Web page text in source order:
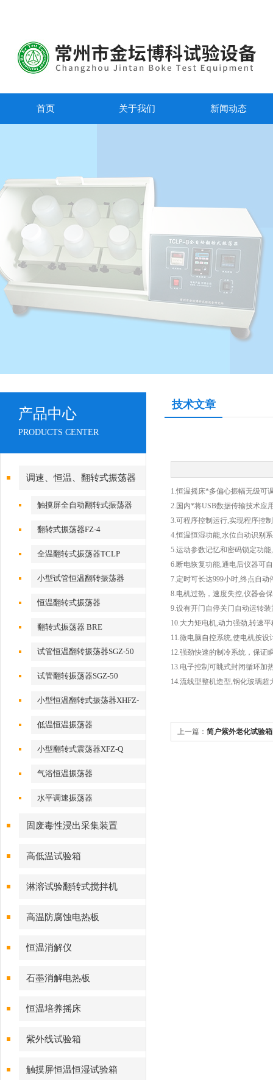
首页 关于我们 新闻动态
产品中心
PRODUCTS CENTER
调速、恒温、翻转式振荡器
触摸屏全自动翻转式振荡器
翻转式振荡器FZ-4
全温翻转式振荡器TCLP
小型试管恒温翻转振荡器
恒温翻转式振荡器
翻转式振荡器 BRE
试管恒温翻转振荡器SGZ-50
试管翻转振荡器SGZ-50
小型恒温翻转式振荡器XHFZ-
低温恒温振荡器
小型翻转式震荡器XFZ-Q
气浴恒温振荡器
水平调速振荡器
固废毒性浸出采集装置
高低温试验箱
淋溶试验翻转式搅拌机
高温防腐蚀电热板
恒温消解仪
石墨消解电热板
恒温培养摇床
紫外线试验箱
触摸屏恒温恒湿试验箱
技术文章
1.恒温摇床*多偏心振幅无级可
2.国内*将USB数据传输技术应
3.可程序控制运行,实现程序控
4.恒温恒湿功能,水位自动识别
5.运动参数记忆和密码锁定功
6.断电恢复功能,通电后仪器可
7.定时可长达999小时,终点自动
8.电机过热，速度失控,仪器会
9.设有开门自停关门自动运转
10.大力矩电机,动力强劲,转速
11.微电脑自控系统,使电机按
12.强劲快速的制冷系统，保证
13.电子控制可眺式封闭循环加
14.流线型整机造型,钢化玻璃
上一篇： 简户紫外老化试验